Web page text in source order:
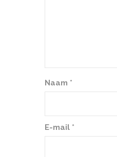
Naam *
E-mail *